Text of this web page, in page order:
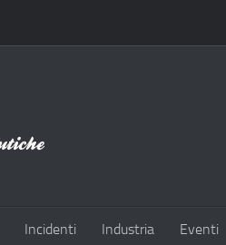
Incidenti Industria Eventi